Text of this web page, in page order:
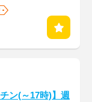
ン(～17時)】週